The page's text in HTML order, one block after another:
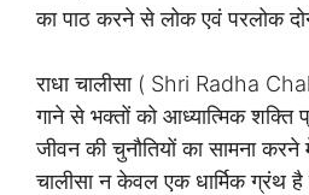
का पाठ करने से लोक एवं परलोक दोनों
राधा चालीसा ( Shri Radha
गाने से भक्तों को आध्यात्मिक शक्ति
जीवन की चुनौतियों का सामना
चालीसा न केवल एक धार्मिक ग्रंथ